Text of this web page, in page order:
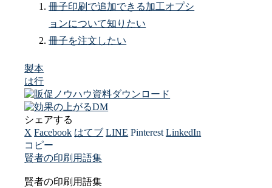
冊子印刷で追加できる加工オプシ
ョンについて知りたい
冊子を注文したい
製本
は行
シェアする
X Facebook はてブ LINE Pinterest LinkedIn
コピー
賢者の印刷用語集
賢者の印刷用語集